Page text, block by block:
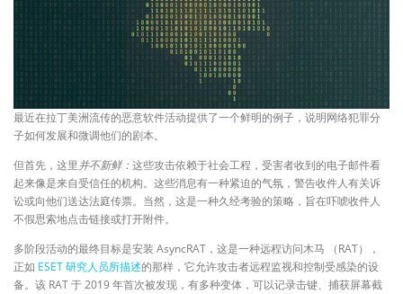
最近在拉丁美洲流传的恶意软件活动提供了一个鲜明的例子，说明网络犯罪分
子如何发展和微调他们的剧本。
但首先，这里并不新鲜：这些攻击依赖于社会工程，受害者收到的电子邮件看
起来像是来自受信任的机构。这些消息有一种紧迫的气氛，警告收件人有关诉
讼或向他们送达法庭传票。当然，这是一种久经考验的策略，旨在吓唬收件人
不假思索地点击链接或打开附件。
多阶段活动的最终目标是安装 AsyncRAT，这是一种远程访问木马 （RAT），
正如 ESET 研究人员所描述的那样，它允许攻击者远程监视和控制受感染的设
备。该 RAT 于 2019 年首次被发现，有多种变体，可以记录击键、捕获屏幕截